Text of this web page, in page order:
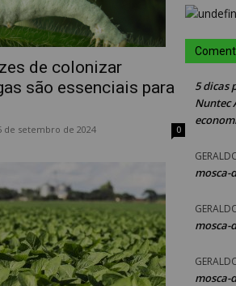
de colonizar
são essenciais para
de setembro de 2024 0
5 dicas
Nuntec
mosca-
mosca-
mosca-